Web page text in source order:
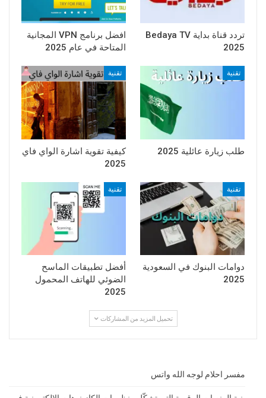
تردد قناة بداية Bedaya TV
2025
افضل برنامج VPN المجانية
المتاحة في عام 2025
تقنية
طلب زيارة عائلية 2025
تقنية
كيفية تقوية اشارة الواي فاي
2025
تقنية
دوامات البنوك في السعودية
2025
تقنية
أفضل تطبيقات الماسح
الضوئي للهاتف المحمول
2025
تحميل المزيد من المشاركات
مفسر احلام لوجه الله واتس